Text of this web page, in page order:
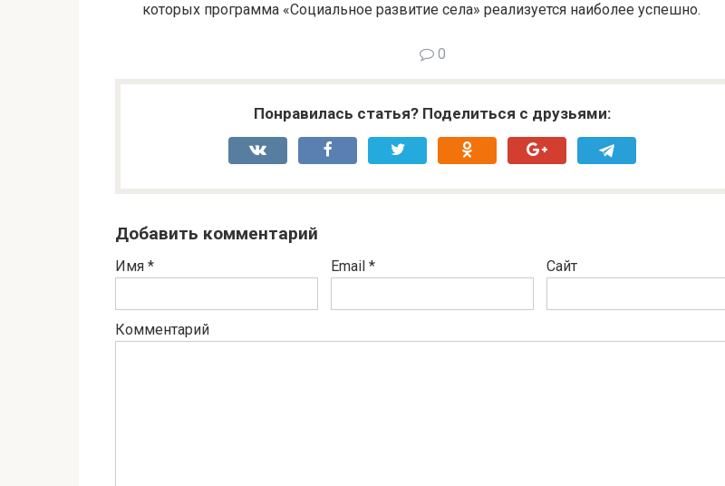
которых программа «Социальное развитие села» реализуется наиболее успешно.
0
Понравилась статья? Поделиться с друзьями:
Добавить комментарий
Имя * Email * Сайт
Комментарий